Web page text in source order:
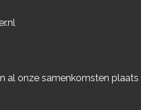
al onze samenkomsten plaats